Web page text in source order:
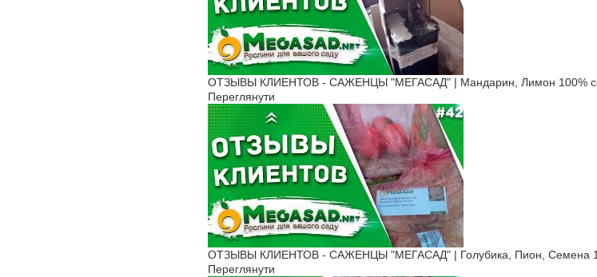
ОТЗЫВЫ КЛИЕНТОВ - САЖЕНЦЫ "МЕГАСАД" | Мандарин, Лимон 100%
Переглянути
ОТЗЫВЫ КЛИЕНТОВ - САЖЕНЦЫ "МЕГАСАД" | Голубика, Пион, Семена
Переглянути